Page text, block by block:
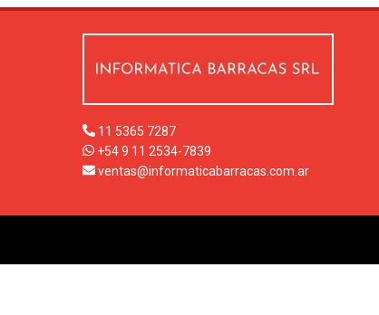
11 5365 7287
+54 9 11 2534-7839
ventas@informaticabarracas.com.ar